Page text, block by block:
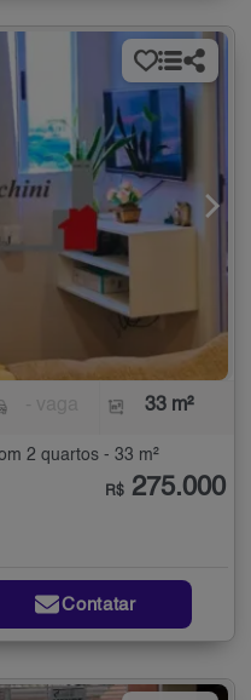
33 m²
2 quartos - 33 m²
R$ 275.000
Contatar